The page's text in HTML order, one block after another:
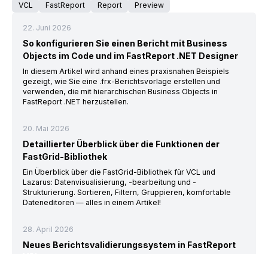
VCL FastReport Report Preview
22. Juni 2026
So konfigurieren Sie einen Bericht mit Business
Objects im Code und im FastReport .NET Designer
In diesem Artikel wird anhand eines praxisnahen Beispiels
gezeigt, wie Sie eine .frx-Berichtsvorlage erstellen und
verwenden, die mit hierarchischen Business Objects in
FastReport .NET herzustellen.
20. Mai 2026
Detaillierter Überblick über die Funktionen der
FastGrid-Bibliothek
Ein Überblick über die FastGrid-Bibliothek für VCL und
Lazarus: Datenvisualisierung, -bearbeitung und -
Strukturierung. Sortieren, Filtern, Gruppieren, komfortable
Dateneditoren — alles in einem Artikel!
28. April 2026
Neues Berichtsvalidierungssystem in FastReport